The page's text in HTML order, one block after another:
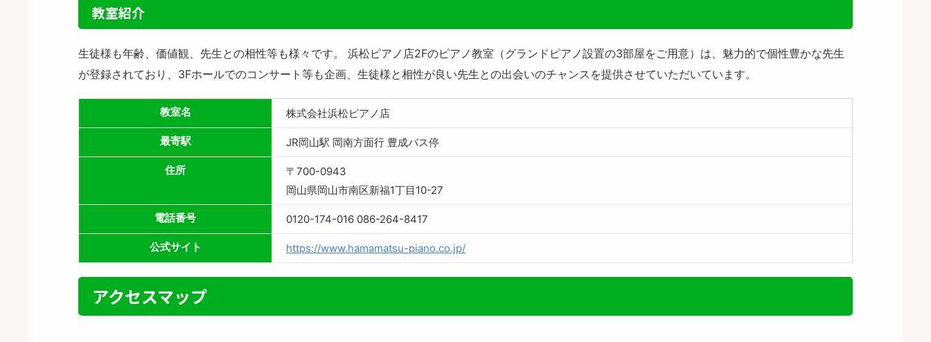
教室紹介
生徒様も年齢、価値観、先生との相性等も様々です。 浜松ピアノ店2Fのピアノ教室（グランドピアノ設置の3部屋をご用意）は、魅力的で個性豊かな先生
が登録されており、3Fホールでのコンサート等も企画、生徒様と相性が良い先生との出会いのチャンスを提供させていただいています。
教室名 株式会社浜松ピアノ店
最寄駅 JR岡山駅 岡南方面行 豊成バス停
住所
〒700-0943
岡山県岡山市南区新福1丁目10-27
電話番号 0120-174-016 086-264-8417
公式サイト https://www.hamamatsu-piano.co.jp/
アクセスマップ